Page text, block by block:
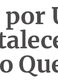
NOTICIAS